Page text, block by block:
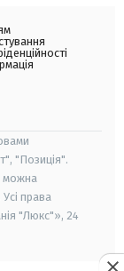
"Позиція".
можна
права
"Люкс"», 24